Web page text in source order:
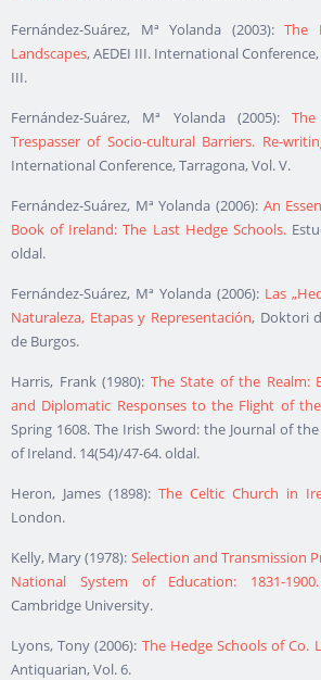
Fernández-Suárez, Mª Yolanda (2003): The
Landscapes, AEDEI III. International
III.
Fernández-Suárez, Mª Yolanda (2005):
Trespasser of Socio-cultural Barriers. Re-
International Conference, Tarragona, Vol. V.
Fernández-Suárez, Mª Yolanda (2006): An
Book of Ireland: The Last Hedge Schools.
oldal.
Fernández-Suárez, Mª Yolanda (2006): Las
Naturaleza, Etapas y Representación, Doktori
de Burgos.
Harris, Frank (1980): The State of the Realm:
and Diplomatic Responses to the Flight of
Spring 1608. The Irish Sword: the Journal of
of Ireland. 14(54)/47-64. oldal.
Heron, James (1898): The Celtic Church in
London.
Kelly, Mary (1978): Selection and Transmission
National System of Education: 1831-1900.
Cambridge University.
Lyons, Tony (2006): The Hedge Schools of Co.
Antiquarian, Vol. 6.